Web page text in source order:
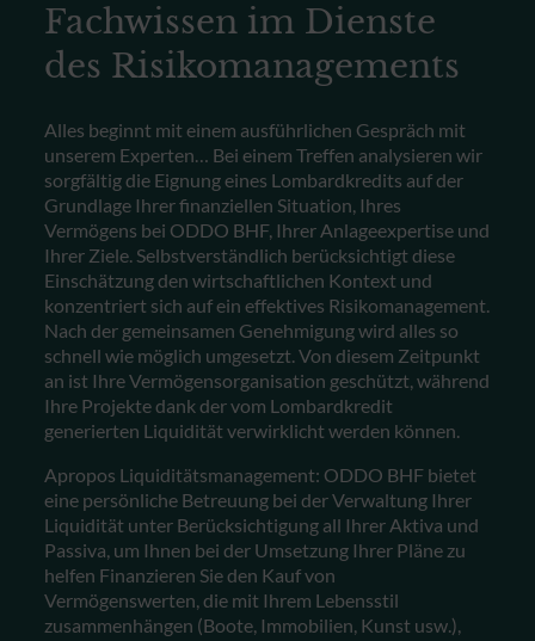
Fachwissen im Dienste
des Risikomanagements
Alles beginnt mit einem ausführlichen Gespräch mit
unserem Experten… Bei einem Treffen analysieren wir
sorgfältig die Eignung eines Lombardkredits auf der
Grundlage Ihrer finanziellen Situation, Ihres
Vermögens bei ODDO BHF, Ihrer Anlageexpertise und
Ihrer Ziele. Selbstverständlich berücksichtigt diese
Einschätzung den wirtschaftlichen Kontext und
konzentriert sich auf ein effektives Risikomanagement.
Nach der gemeinsamen Genehmigung wird alles so
schnell wie möglich umgesetzt. Von diesem Zeitpunkt
an ist Ihre Vermögensorganisation geschützt, während
Ihre Projekte dank der vom Lombardkredit
generierten Liquidität verwirklicht werden können.
Apropos Liquiditätsmanagement: ODDO BHF bietet
eine persönliche Betreuung bei der Verwaltung Ihrer
Liquidität unter Berücksichtigung all Ihrer Aktiva und
Passiva, um Ihnen bei der Umsetzung Ihrer Pläne zu
helfen Finanzieren Sie den Kauf von
Vermögenswerten, die mit Ihrem Lebensstil
zusammenhängen (Boote, Immobilien, Kunst usw.),